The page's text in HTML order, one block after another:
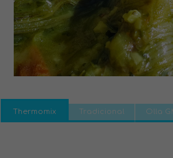
Thermomix Tradicional Olla